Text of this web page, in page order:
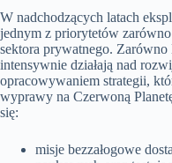
W nadchodzących latach
jednym z priorytetów
sektora prywatnego.
intensywnie działają nad
opracowywaniem strategii,
wyprawy na Czerwoną
się:
misje bezzałogowe